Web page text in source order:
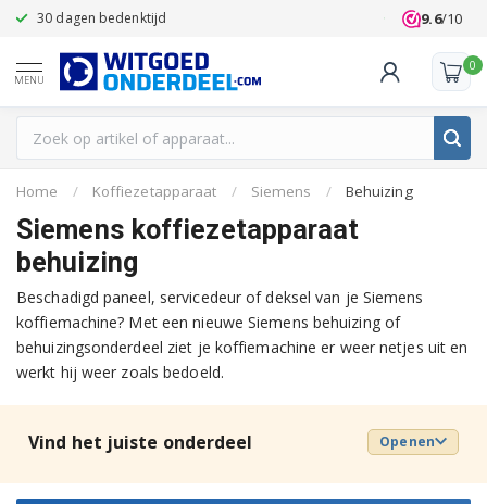
30 dagen bedenktijd Klanten
9.6/10
MENU
0
Home / Koffiezetapparaat / Siemens / Behuizing
Siemens koffiezetapparaat
behuizing
Beschadigd paneel, servicedeur of deksel van je Siemens
koffiemachine? Met een nieuwe Siemens behuizing of
behuizingsonderdeel ziet je koffiemachine er weer netjes uit en
werkt hij weer zoals bedoeld.
Vind het juiste onderdeel Openen